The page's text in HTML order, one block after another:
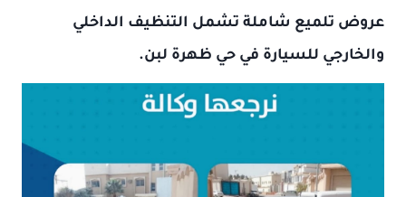
عروض تلميع شاملة تشمل التنظيف الداخلي
والخارجي للسيارة في حي ظهرة لبن.